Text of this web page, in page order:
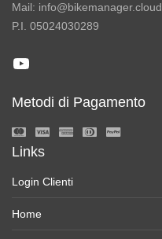
Mail: info@bikemanager.cloud
P.I. 05024030289
YouTube
Metodi di Pagamento
Links
Login Clienti
Home